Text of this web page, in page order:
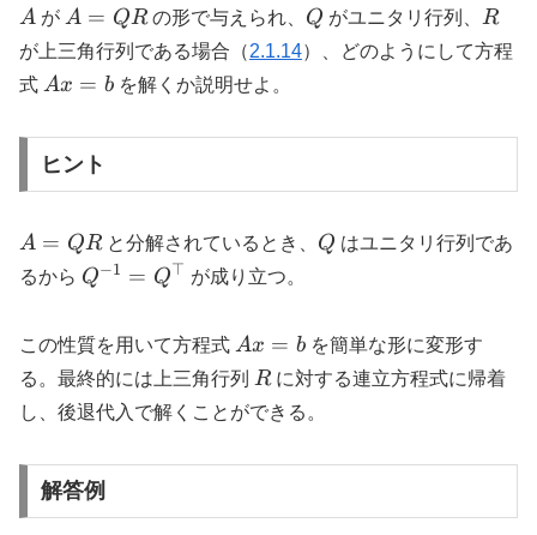
A
A が A
=
A = QRの形で与えられ、 Q
Q がユニタリ行列、 R
R
が上三角行列である場合（2.1.14）、どのようにして方程
式 Ax
b
Ax = bを解くか説明せよ。
ヒント
A=QR
A = QRと分解されているとき、 Q
Q はユニタリ行列であ
るから Q^{-1}=Q^{\top}
Q−1 = Q⊤ が成り立つ。
この性質を用いて方程式 Ax=b
Ax = bを簡単な形に変形す
る。最終的には上三角行列
R
Rに対する連立方程式に帰着
し、後退代入で解くことができる。
解答例